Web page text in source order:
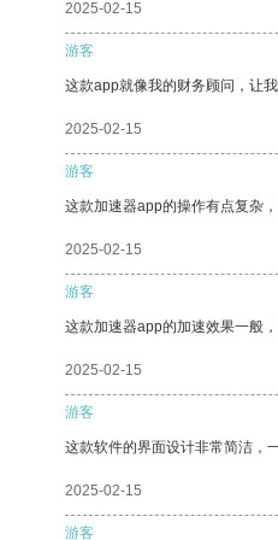
2025-02-15
游客
这款app就像我的财务顾问，让我
2025-02-15
游客
这款加速器app的操作有点复杂
2025-02-15
游客
这款加速器app的加速效果一般
2025-02-15
游客
这款软件的界面设计非常简洁，
2025-02-15
游客